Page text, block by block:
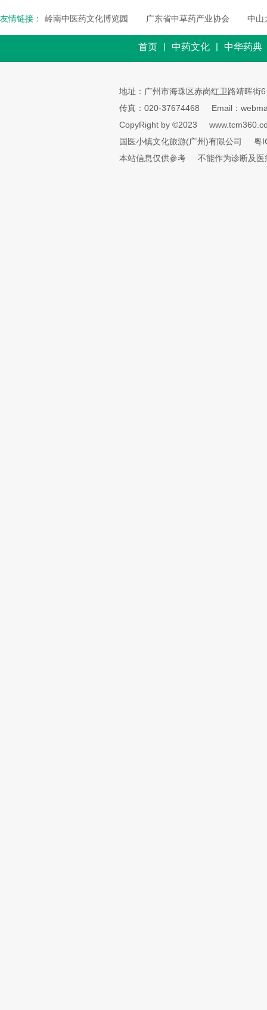
友情链接： 岭南中医药文化博览园 广东省中草药产业协会 中山
首页 | 中药文化 | 中华药典
地址：广州市海珠区赤岗红卫路靖晖街
传真：020-37674468
Email：
CopyRight by ©2023
国医小镇文化旅游(广州)有限公司
粤
本站信息仅供参考
不能作为诊断及医